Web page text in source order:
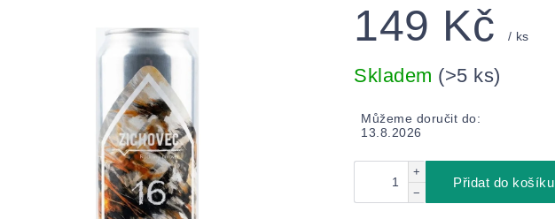
149 Kč / ks
cena:
Skladem (>5 ks)
Můžeme doručit do:
13.8.2026
+
−
Přidat do košíku